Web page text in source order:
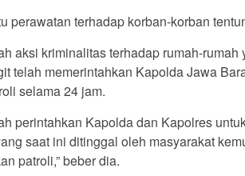
perawatan terhadap korban-korban
aksi kriminalitas terhadap rumah-
telah memerintahkan Kapolda Jawa
selama 24 jam.
perintahkan Kapolda dan Kapolres
saat ini ditinggal oleh masyarakat
patroli,” beber dia.